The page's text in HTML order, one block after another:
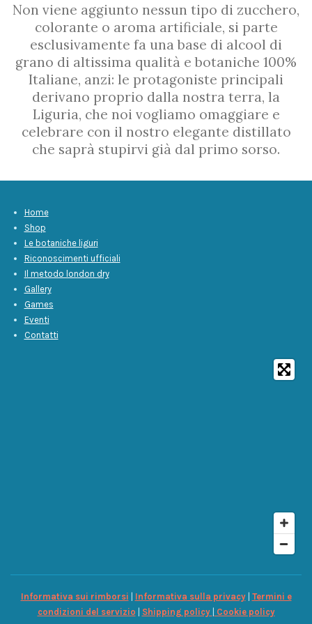
Non viene aggiunto nessun tipo di zucchero,
colorante o aroma artificiale, si parte
esclusivamente fa una base di alcool di
grano di altissima qualità e botaniche 100%
Italiane, anzi: le protagoniste principali
derivano proprio dalla nostra terra, la
Liguria, che noi vogliamo omaggiare e
celebrare con il nostro elegante distillato
che saprà stupirvi già dal primo sorso.
Home
Shop
Le botaniche liguri
Riconoscimenti ufficiali
Il metodo london dry
Gallery
Games
Eventi
Contatti
Informativa sui rimborsi | Informativa sulla privacy | Termini e
condizioni del servizio | Shipping policy | Cookie policy